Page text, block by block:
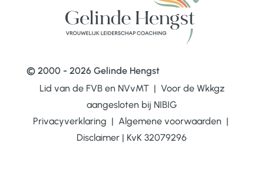
© 2000 - 2026 Gelinde Hengst
Lid van de FVB en NVvMT | Voor de Wkkgz
aangesloten bij NIBIG
Privacyverklaring | Algemene voorwaarden |
Disclaimer | KvK 32079296